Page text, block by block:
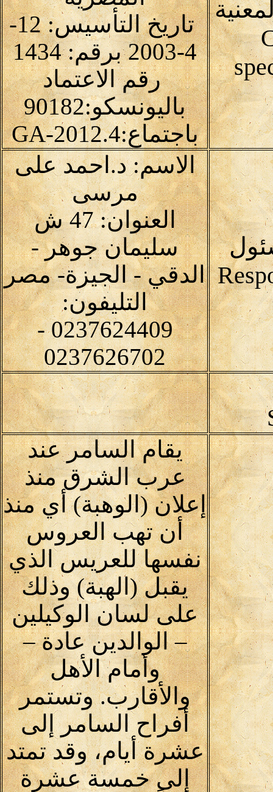
تاريخ التأسيس: 12-
4-2003 برقم: 1434
رقم الاعتماد
باليونسكو:90182
باجتماع:4.GA-2012
الاسم: د.احمد على
مرسى
العنوان: 47 ش
سليمان جوهر -
الدقي - الجيزة- مصر
التليفون:
0237624409 -
0237626702
يقام السامر عند
عرب الشرق منذ
إعلان (الوهبة) أي منذ
أن تهب العروس
نفسها للعريس الذي
يقبل (الهبة) وذلك
على لسان الوكيلين
– الوالدين عادة –
وأمام الأهل
والأقارب. وتستمر
أفراح السامر إلى
عشرة أيام، وقد تمتد
إلى خمسة عشرة